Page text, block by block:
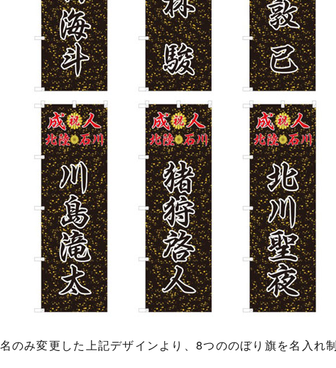
のみ変更した上記デザインより、8つののぼり旗を名入れ